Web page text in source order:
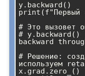
y.backward()
print(f"Первый
# Это вызовет
#
backward
# Решение:
используем
x.grad.zero_()